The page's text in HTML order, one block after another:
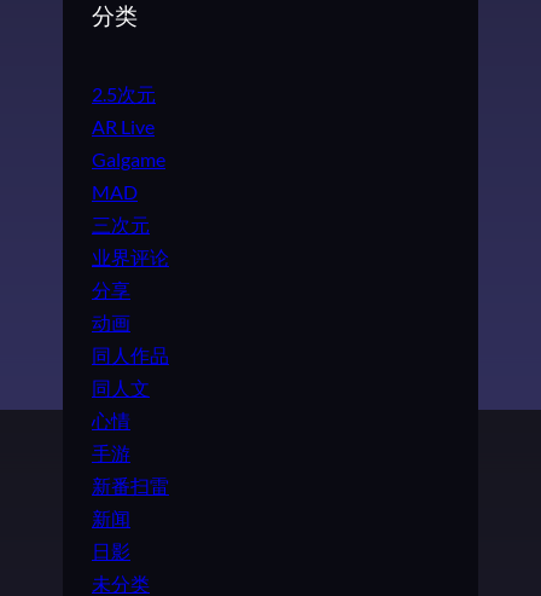
分类
2.5次元
AR Live
Galgame
MAD
三次元
业界评论
分享
动画
同人作品
同人文
心情
手游
新番扫雷
新闻
日影
未分类